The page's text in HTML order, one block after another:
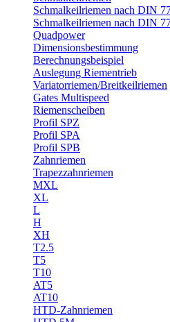
Schmalkeilriemen nach DIN
Schmalkeilriemen nach DIN
Quadpower
Dimensionsbestimmung
Berechnungsbeispiel
Auslegung Riementrieb
Variatorriemen/Breitkeilriemen
Gates Multispeed
Riemenscheiben
Profil SPZ
Profil SPA
Profil SPB
Zahnriemen
Trapezzahnriemen
MXL
XL
L
H
XH
T2.5
T5
T10
AT5
AT10
HTD-Zahnriemen